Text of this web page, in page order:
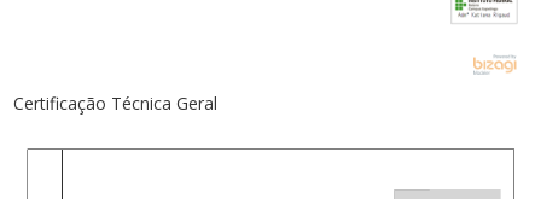
Certificação Técnica Geral